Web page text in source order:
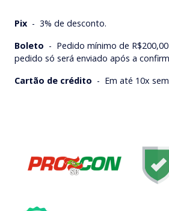
Pix - 3% de desconto.
Boleto - Pedido mínimo de
pedido só será enviado após a
Cartão de crédito - Em até 10x